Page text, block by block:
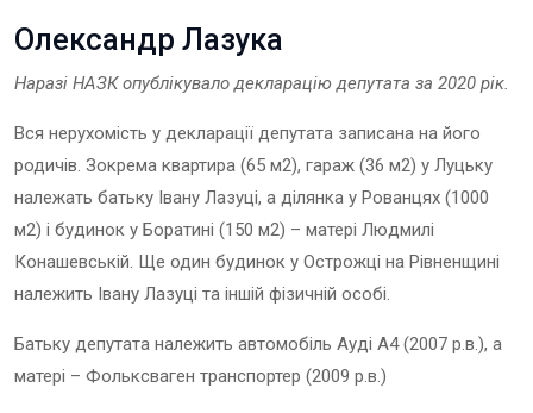
Олександр Лазука
Наразі НАЗК опублікувало декларацію депутата за 2020 рік.
Вся нерухомість у декларації депутата записана на його
родичів. Зокрема квартира (65 м2), гараж (36 м2) у Луцьку
належать батьку Івану Лазуці, а ділянка у Рованцях (1000
м2) і будинок у Боратині (150 м2) – матері Людмилі
Конашевській. Ще один будинок у Острожці на Рівненщині
належить Івану Лазуці та іншій фізичній особі.
Батьку депутата належить автомобіль Ауді А4 (2007 р.в.), а
матері – Фольксваген транспортер (2009 р.в.)